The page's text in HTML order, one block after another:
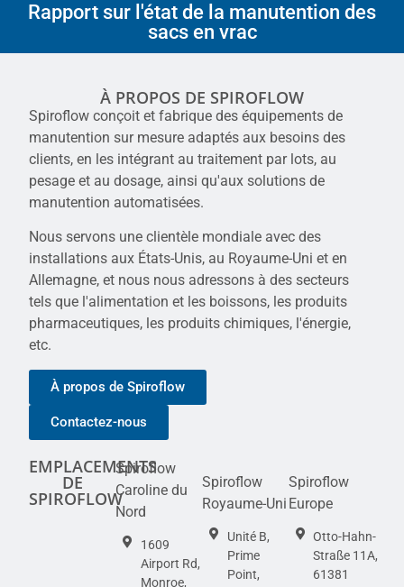
Rapport sur l'état de la manutention des
sacs en vrac
À PROPOS DE SPIROFLOW
Spiroflow conçoit et fabrique des équipements de
manutention sur mesure adaptés aux besoins des
clients, en les intégrant au traitement par lots, au
pesage et au dosage, ainsi qu'aux solutions de
manutention automatisées.
Nous servons une clientèle mondiale avec des
installations aux États-Unis, au Royaume-Uni et en
Allemagne, et nous nous adressons à des secteurs
tels que l'alimentation et les boissons, les produits
pharmaceutiques, les produits chimiques, l'énergie,
etc.
À propos de Spiroflow
Contactez-nous
EMPLACEMENTS
DE
SPIROFLOW
Spiroflow
Caroline du
Nord
1609
Airport Rd,
Monroe,
Spiroflow
Royaume-Uni
Unité B,
Prime
Point,
Spiroflow
Europe
Otto-Hahn-
Straße 11A,
61381